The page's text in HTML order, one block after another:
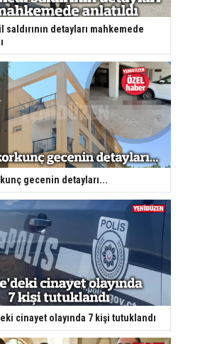
saldırının detayları mahkemede
gecenin detayları...
cinayet olayında 7 kişi tutuklandı